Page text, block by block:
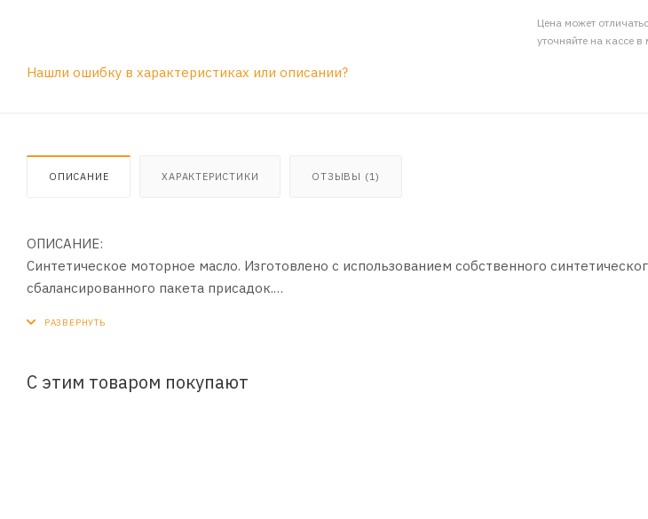
Цена может
уточняйте на кассе в
Нашли ошибку в характеристиках или описании?
ОПИСАНИЕ ХАРАКТЕРИСТИКИ ОТЗЫВЫ (1)
ОПИСАНИЕ:
Cинтетическое моторное масло. Изготовлено с использованием собственного
сбалансированного пакета присадок.
EcoBoost и др.).
С этим товаром покупают